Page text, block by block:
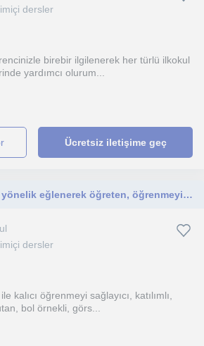
dersler
birebir ilgilenerek her türlü ilkokul
yardımcı olurum...
Ücretsiz iletişime geç
İlkokul öğrencilerine yönelik eğlenerek öğreten, öğrenmeyi öğreten bir şekilde dertlerimizi işliyoruz.
dersler
kalıcı öğrenmeyi sağlayıcı, katılımlı,
bol örnekli, görs...